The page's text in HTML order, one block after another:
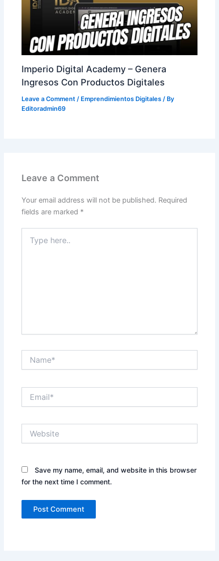
Imperio Digital Academy – Genera
Ingresos Con Productos Digitales
Leave a Comment / Emprendimientos Digitales / By
Editoradmin69
Leave a Comment
Your email address will not be published. Required
fields are marked *
here..
Save my name, email, and website in this browser
for the next time I comment.